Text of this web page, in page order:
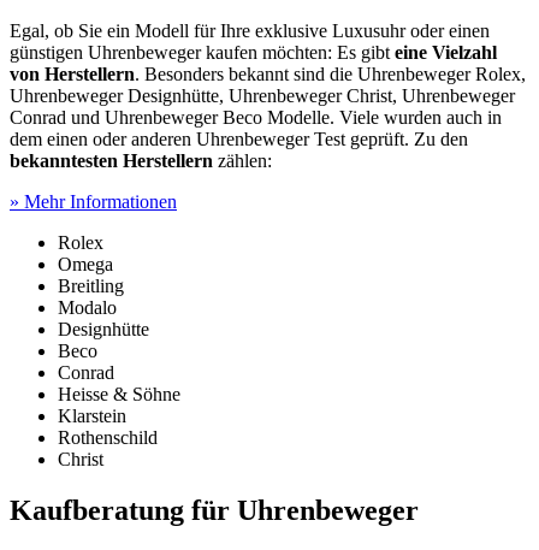
Egal, ob Sie ein Modell für Ihre exklusive Luxusuhr oder einen
günstigen Uhrenbeweger kaufen möchten: Es gibteine Vielzahl
von Herstellern. Besonders bekannt sind die Uhrenbeweger Rolex,
Uhrenbeweger Designhütte, Uhrenbeweger Christ, Uhrenbeweger
Conrad und Uhrenbeweger Beco Modelle. Viele wurden auch in
dem einen oder anderen Uhrenbeweger Test geprüft. Zu den
bekanntesten Herstellern zählen:
» Mehr Informationen
Rolex
Omega
Breitling
Modalo
Designhütte
Beco
Conrad
Heisse & Söhne
Klarstein
Rothenschild
Christ
Kaufberatung für Uhrenbeweger